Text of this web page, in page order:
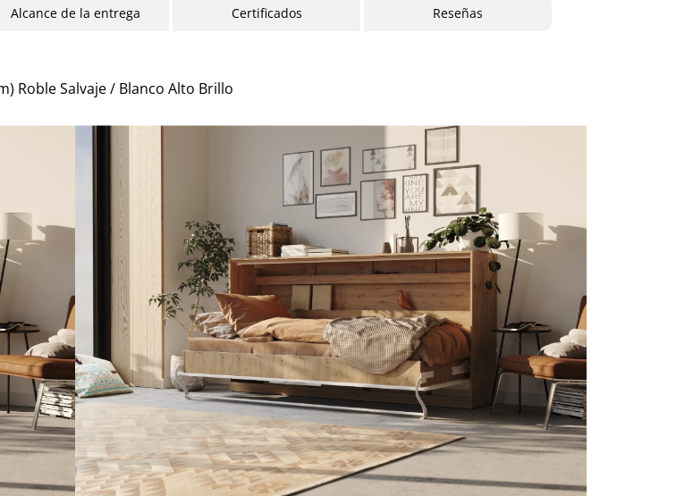
Alcance de la entrega Certificados Reseñas
Roble Salvaje / Blanco Alto Brillo